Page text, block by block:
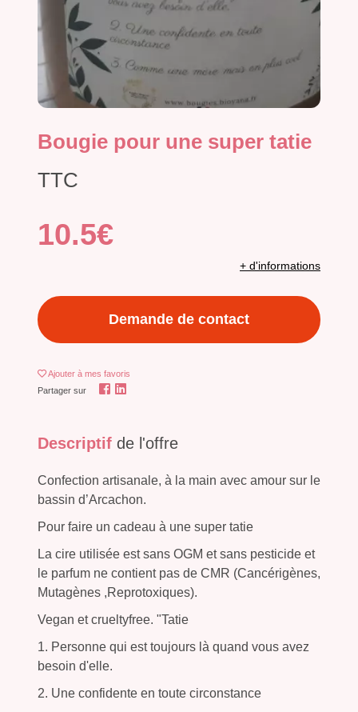
Bougie pour une super tatie
TTC
10.5€
+ d'informations
Demande de contact
Ajouter à mes favoris
Partager sur
Descriptif de l'offre
Confection artisanale, à la main avec amour sur le
bassin d’Arcachon.
Pour faire un cadeau à une super tatie
La cire utilisée est sans OGM et sans pesticide et
le parfum ne contient pas de CMR (Cancérigènes,
Mutagènes ,Reprotoxiques).
Vegan et crueltyfree. "Tatie
1. Personne qui est toujours là quand vous avez
besoin d'elle.
2. Une confidente en toute circonstance